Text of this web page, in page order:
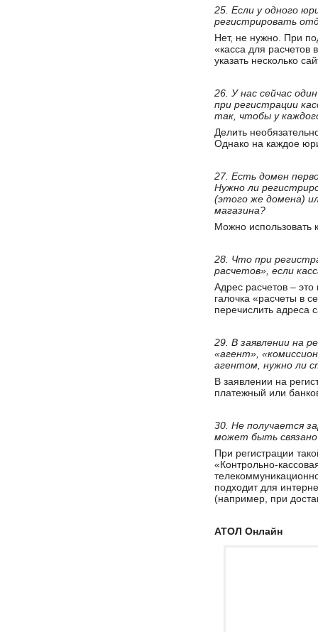
25. Если у одного
регистрировать
Нет, не нужно. При
«касса для
указать несколько
26. У нас сейчас
при регистрации
так, чтобы у
Делить
Однако на каждое
27. Есть домен
Нужно ли
(этого же домена)
магазина?
Можно использовать
28. Что при
расчетов», если
Адрес расчетов – это
галочка «расчеты в
перечислить адреса
29. В заявлении на
«агент»,
агентом, нужно ли
В заявлении на
платежный или
30. Не получается
может быть
При регистрации
«Контрольно-
подходит для
(например, при
АТОЛ Онлайн